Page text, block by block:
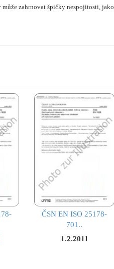
zahrnovat špičky nespojitosti,
ČSN EN ISO 25178-
701..
1.2.2011